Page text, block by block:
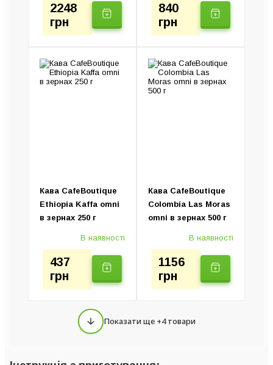
2248
грн
840
грн
Кава CafeBoutique
Ethiopia Kaffa omni
в зернах 250 г
В наявності
437
грн
Кава CafeBoutique
Colombia Las Moras
omni в зернах 500 г
В наявності
1156
грн
Показати ще +4 товари